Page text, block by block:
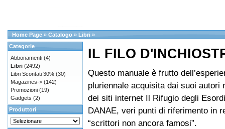
Home Page » Catalogo » Libri »
IL FILO
Questo manuale è frutto
pluriennale acquisita dai suoi autori
dei siti internet Il Rifugio degli
DANAE, veri punti di riferimento in
“scrittori non ancora famosi”.
Categorie
Abbonamenti (4)
Libri (2492)
Libri Scontati 30% (30)
Magazines-> (142)
Promozioni (19)
Gadgets (2)
Produttori